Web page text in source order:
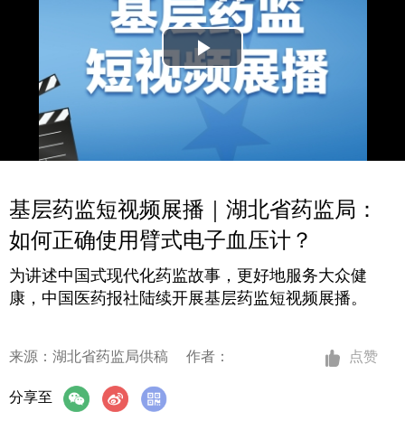
Play
Video
基层药监短视频展播｜湖北省药监局：
如何正确使用臂式电子血压计？
为讲述中国式现代化药监故事，更好地服务大众健
康，中国医药报社陆续开展基层药监短视频展播。
来源：湖北省药监局供稿 作者： 点赞
分享至